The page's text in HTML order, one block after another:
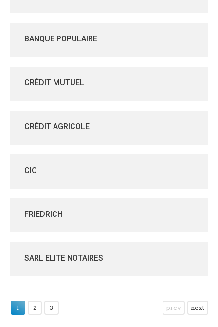
BANQUE POPULAIRE
CRÉDIT MUTUEL
CRÉDIT AGRICOLE
CIC
FRIEDRICH
SARL ELITE NOTAIRES
1 2 3 prev next